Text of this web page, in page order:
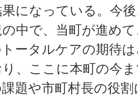
になっている。今
中で、当町が進め
ータルケアの期待
、ここに本町の今
題や市町村長の役